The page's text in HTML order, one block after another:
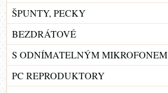
ŠPUNTY, PECKY
BEZDRÁTOVÉ
S ODNÍMATELNÝM MIKROFONEM
PC REPRODUKTORY